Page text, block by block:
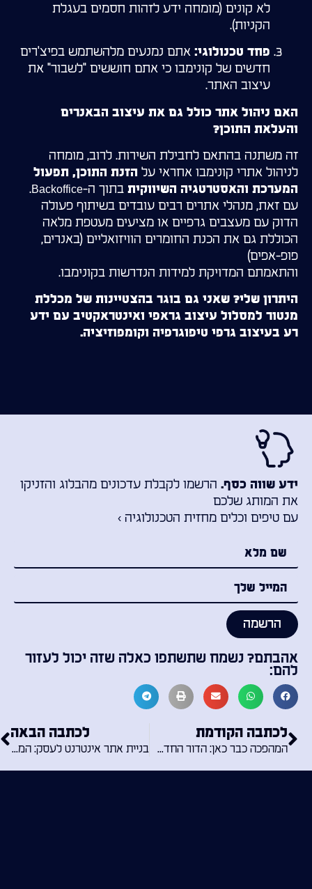
לא קונים (מומחה ידע לזהות חסמים בעגלת
הקניות).
פחד טכנולוגי: אתם נמנעים מלהשתמש בפיצ'רים
חדשים של קונימבו כי אתם חוששים "לשבור" את
עיצוב האתר.
האם ניהול אתר כולל גם את עיצוב הבאנרים
והעלאת התוכן?
זה משתנה בהתאם לחבילת השירות. לרוב, מומחה
לניהול אתרי קונימבו אחראי על הזנת התוכן, תפעול
המערכת והאסטרטגיה השיווקית בתוך ה-Backoffice.
עם זאת, מנהלי אתרים רבים עובדים בשיתוף פעולה
הדוק עם מעצבים גרפיים או מציעים מעטפת מלאה
הכוללת גם את הכנת החומרים הוויזואליים (באנרים,
פופ-אפים)
והתאמתם המדויקת למידות הנדרשות בקונימבו.
היתרון שלי? שאני גם בוגר בהצטיינות של מכללת
מנטור למסלול עיצוב גראפי ואינטראקטיב עם ידע
רע בעיצוב גרפי טיפוגרפיה וקומפוזיציה.
ידע שווה כסף. הרשמו לקבלת עדכונים מהבלוג והזניקו
את המותג שלכם
עם טיפים וכלים מחזית הטכנולוגיה ›
הרשמה
אהבתם? נשמח שתשתפו כאלה שזה יכול לעזור
להם:
לכתבה הקודמת
המהפכה כבר כאן: הדור החדש של סטודיו לבניית אתרים ב-AI הוא העתיד?
לכתבה הבאה
בניית אתר אינטרנט לעסק: המדריך המלא להקמת נכס דיגיטלי מצליח